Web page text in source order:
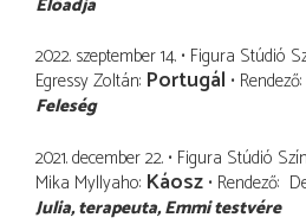
2022. szeptember 14. Figura Stúdió
Egressy Zoltán Portugál Rendező
Feleség
2021. december 22. Figura Stúdió
Mika Myllyaho Káosz Rendező
Julia terapeuta, Emmi testvére